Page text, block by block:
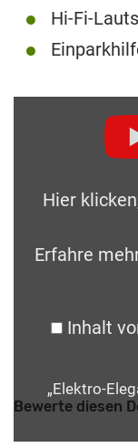
Hi-Fi-
Hier
Erfahre
Inhalt
„Elektro-
Bewerte diesen